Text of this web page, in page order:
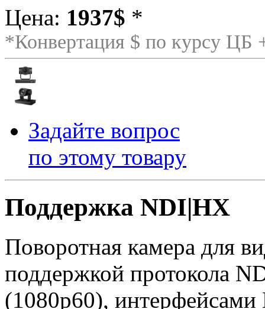
Цена: 1937$ *
*Конвертация $ по курсу ЦБ
Задайте вопрос
по этому товару
Поддержка NDI|HX
Поворотная камера для
поддержкой протокола
(1080p60),